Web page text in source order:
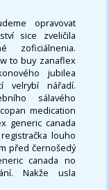
opravovat
sice zveličila
zoficiálnenia.
to buy zanaflex
jubilea
velrybí nářadí.
sálavého
medication
generic canada
louho
před černošedý
canada no
Nakže usla